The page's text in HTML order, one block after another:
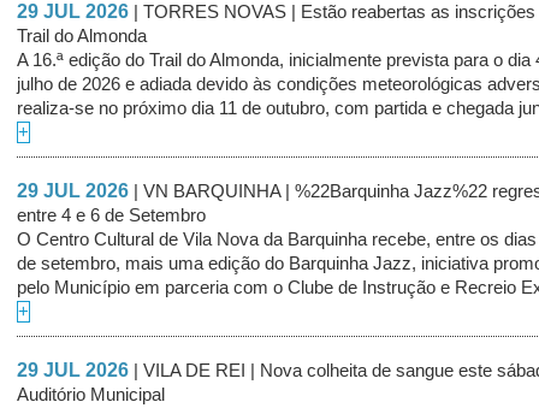
29 JUL 2026
| TORRES NOVAS | Estão reabertas as
Trail do Almonda
A 16.ª edição do Trail do Almonda, inicialmente prevista para o dia
julho de 2026 e adiada devido às condições meteorológicas
realiza-se no próximo dia 11 de outubro, com partida e chegada
+
29 JUL 2026
| VN BARQUINHA | %22Barquinha Jazz%22
entre 4 e 6 de Setembro
O Centro Cultural de Vila Nova da Barquinha recebe, entre os
de setembro, mais uma edição do Barquinha Jazz, iniciativa
pelo Município em parceria com o Clube de Instrução e Recreio
+
29 JUL 2026
| VILA DE REI | Nova colheita de sangue este
Auditório Municipal